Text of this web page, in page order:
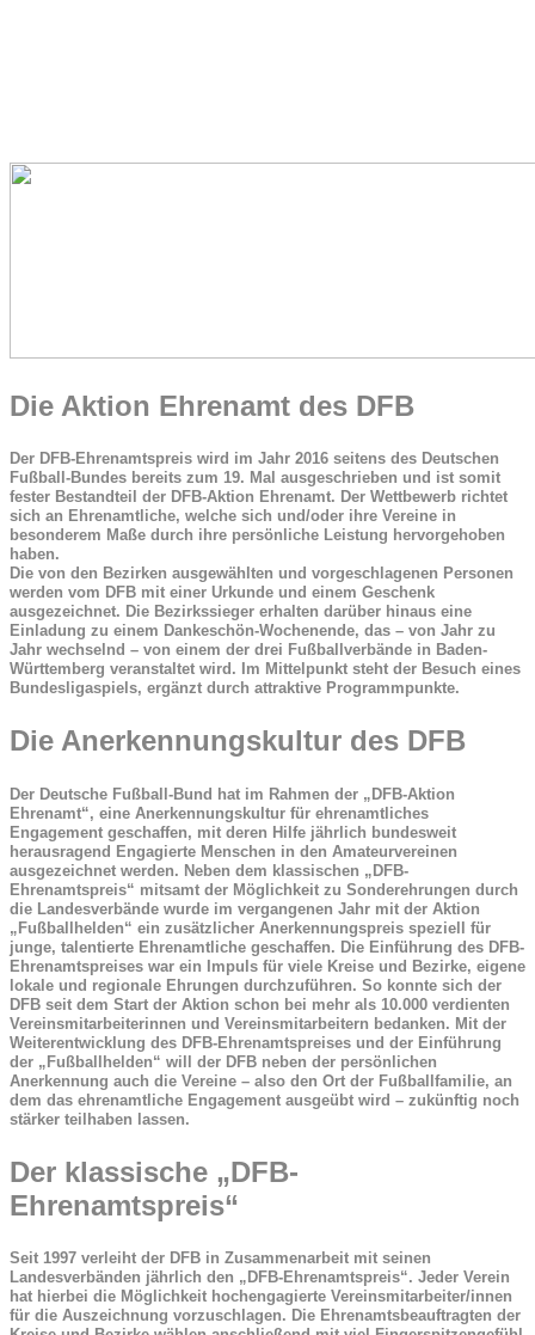
Die Aktion Ehrenamt des DFB
Der DFB-Ehrenamtspreis wird im Jahr 2016 seitens des Deutschen
Fußball-Bundes bereits zum 19. Mal ausgeschrieben und ist somit
fester Bestandteil der DFB-Aktion Ehrenamt. Der Wettbewerb richtet
sich an Ehrenamtliche, welche sich und/oder ihre Vereine in
besonderem Maße durch ihre persönliche Leistung hervorgehoben
haben.
Die von den Bezirken ausgewählten und vorgeschlagenen Personen
werden vom DFB mit einer Urkunde und einem Geschenk
ausgezeichnet. Die Bezirkssieger erhalten darüber hinaus eine
Einladung zu einem Dankeschön-Wochenende, das – von Jahr zu
Jahr wechselnd – von einem der drei Fußballverbände in Baden-
Württemberg veranstaltet wird. Im Mittelpunkt steht der Besuch eines
Bundesligaspiels, ergänzt durch attraktive Programmpunkte.
Die Anerkennungskultur des DFB
Der Deutsche Fußball-Bund hat im Rahmen der „DFB-Aktion
Ehrenamt“, eine Anerkennungskultur für ehrenamtliches
Engagement geschaffen, mit deren Hilfe jährlich bundesweit
herausragend Engagierte Menschen in den Amateurvereinen
ausgezeichnet werden. Neben dem klassischen „DFB-
Ehrenamtspreis“ mitsamt der Möglichkeit zu Sonderehrungen durch
die Landesverbände wurde im vergangenen Jahr mit der Aktion
„Fußballhelden“ ein zusätzlicher Anerkennungspreis speziell für
junge, talentierte Ehrenamtliche geschaffen. Die Einführung des DFB-
Ehrenamtspreises war ein Impuls für viele Kreise und Bezirke, eigene
lokale und regionale Ehrungen durchzuführen. So konnte sich der
DFB seit dem Start der Aktion schon bei mehr als 10.000 verdienten
Vereinsmitarbeiterinnen und Vereinsmitarbeitern bedanken. Mit der
Weiterentwicklung des DFB-Ehrenamtspreises und der Einführung
der „Fußballhelden“ will der DFB neben der persönlichen
Anerkennung auch die Vereine – also den Ort der Fußballfamilie, an
dem das ehrenamtliche Engagement ausgeübt wird – zukünftig noch
stärker teilhaben lassen.
Der klassische „DFB-
Ehrenamtspreis“
Seit 1997 verleiht der DFB in Zusammenarbeit mit seinen
Landesverbänden jährlich den „DFB-Ehrenamtspreis“. Jeder Verein
hat hierbei die Möglichkeit hochengagierte Vereinsmitarbeiter/innen
für die Auszeichnung vorzuschlagen. Die Ehrenamtsbeauftragten der